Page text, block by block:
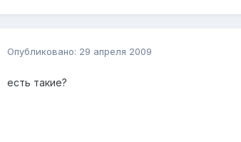
Опубликовано: 29 апреля 2009
есть такие?